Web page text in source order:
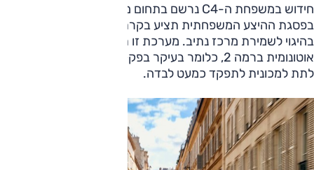
חידוש במשפחת ה-C4 נרשם בתחום מערכות הבטיחות והנוחות.
בפסגת ההיצע המשפחתית תציע בקרת שיוט אדפטיבית עם סיוע
בהיגוי לשמירת מרכז נתיב. מערכת זו תשמש כמערכת נהיגה
אוטונומית ברמה 2, כלומר בעיקר בפקקים בינעירוניים תוכלו
לתת למכונית לתפקד כמעט לבדה.